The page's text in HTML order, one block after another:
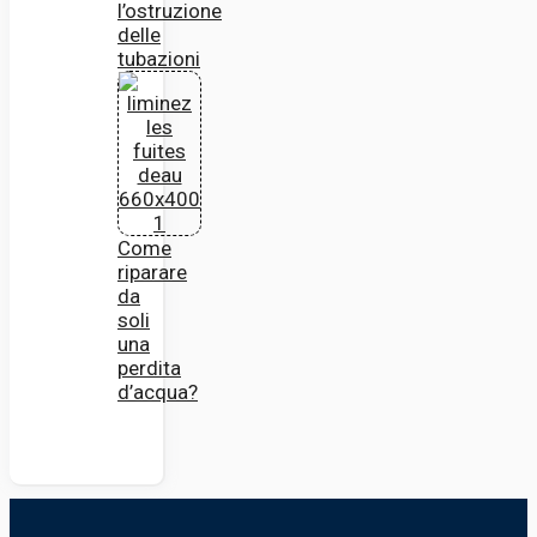
l’ostruzione
delle
tubazioni
Come
riparare
da
soli
una
perdita
d’acqua?